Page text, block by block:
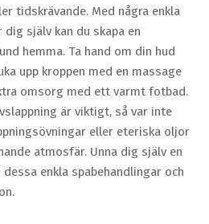
tidskrävande. Med några enkla
själv kan du skapa en
hemma. Ta hand om din hud
upp kroppen med en massage
omsorg med ett varmt fotbad.
är viktigt, så var inte
eller eteriska oljor
atmosfär. Unna dig själv en
enkla spabehandlingar och